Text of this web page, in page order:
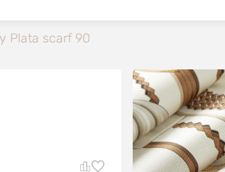
Plata scarf 90